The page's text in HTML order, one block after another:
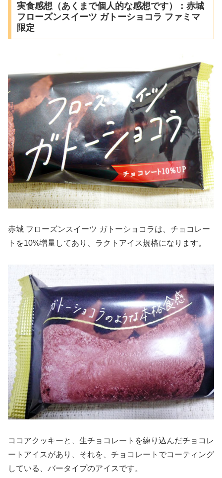
実食感想（あくまで個人的な感想です）：赤城
フローズンスイーツ ガトーショコラ ファミマ
限定
赤城 フローズンスイーツ ガトーショコラは、チョコレー
トを10%増量してあり、ラクトアイス規格になります。
ココアクッキーと、生チョコレートを練り込んだチョコレ
ートアイスがあり、それを、チョコレートでコーティング
している、バータイプのアイスです。